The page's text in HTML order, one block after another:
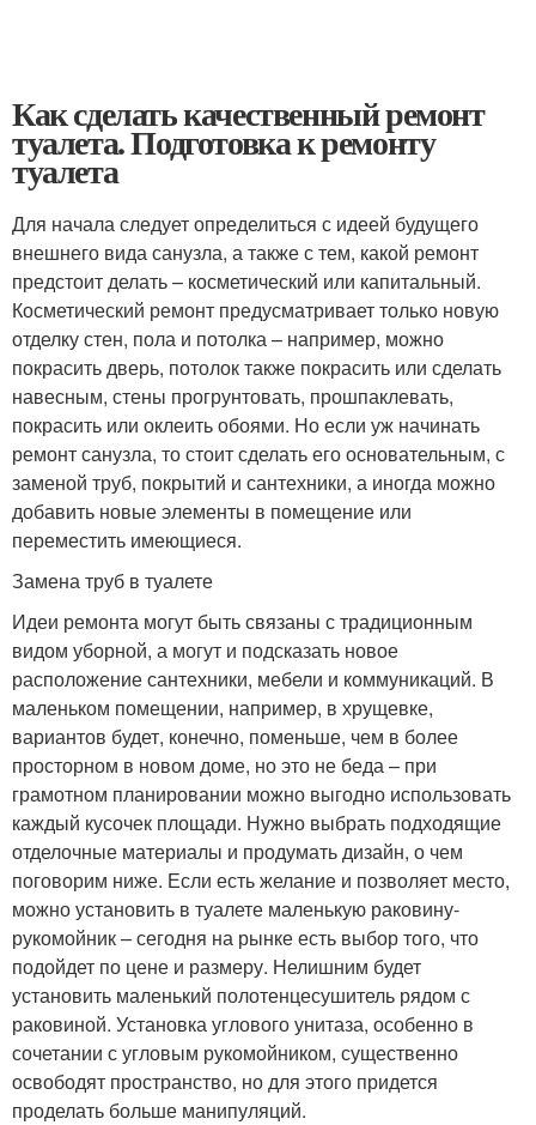
Как сделать качественный ремонт
туалета. Подготовка к ремонту
туалета
Для начала следует определиться с идеей будущего
внешнего вида санузла, а также с тем, какой ремонт
предстоит делать – косметический или капитальный.
Косметический ремонт предусматривает только новую
отделку стен, пола и потолка – например, можно
покрасить дверь, потолок также покрасить или сделать
навесным, стены прогрунтовать, прошпаклевать,
покрасить или оклеить обоями. Но если уж начинать
ремонт санузла, то стоит сделать его основательным, с
заменой труб, покрытий и сантехники, а иногда можно
добавить новые элементы в помещение или
переместить имеющиеся.
Замена труб в туалете
Идеи ремонта могут быть связаны с традиционным
видом уборной, а могут и подсказать новое
расположение сантехники, мебели и коммуникаций. В
маленьком помещении, например, в хрущевке,
вариантов будет, конечно, поменьше, чем в более
просторном в новом доме, но это не беда – при
грамотном планировании можно выгодно использовать
каждый кусочек площади. Нужно выбрать подходящие
отделочные материалы и продумать дизайн, о чем
поговорим ниже. Если есть желание и позволяет место,
можно установить в туалете маленькую раковину-
рукомойник – сегодня на рынке есть выбор того, что
подойдет по цене и размеру. Нелишним будет
установить маленький полотенцесушитель рядом с
раковиной. Установка углового унитаза, особенно в
сочетании с угловым рукомойником, существенно
освободят пространство, но для этого придется
проделать больше манипуляций.